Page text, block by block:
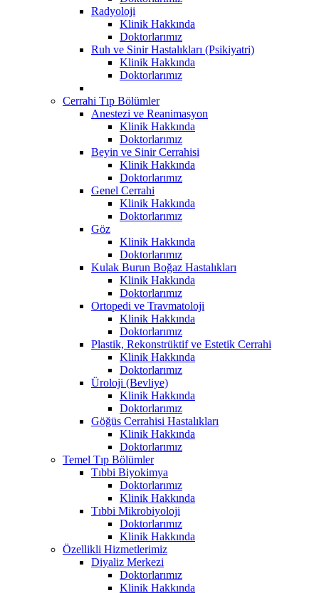
Radyoloji
Klinik Hakkında
Doktorlarımız
Ruh ve Sinir Hastalıkları (Psikiyatri)
Klinik Hakkında
Doktorlarımız
Cerrahi Tıp Bölümler
Anestezi ve Reanimasyon
Klinik Hakkında
Doktorlarımız
Beyin ve Sinir Cerrahisi
Klinik Hakkında
Doktorlarımız
Genel Cerrahi
Klinik Hakkında
Doktorlarımız
Göz
Klinik Hakkında
Doktorlarımız
Kulak Burun Boğaz Hastalıkları
Klinik Hakkında
Doktorlarımız
Ortopedi ve Travmatoloji
Klinik Hakkında
Doktorlarımız
Plastik, Rekonstrüktif ve Estetik Cerrahi
Klinik Hakkında
Doktorlarımız
Üroloji (Bevliye)
Klinik Hakkında
Doktorlarımız
Göğüs Cerrahisi Hastalıkları
Klinik Hakkında
Doktorlarımız
Temel Tıp Bölümler
Tıbbi Biyokimya
Doktorlarımız
Klinik Hakkında
Tıbbi Mikrobiyoloji
Doktorlarımız
Klinik Hakkında
Özellikli Hizmetlerimiz
Diyaliz Merkezi
Doktorlarımız
Klinik Hakkında